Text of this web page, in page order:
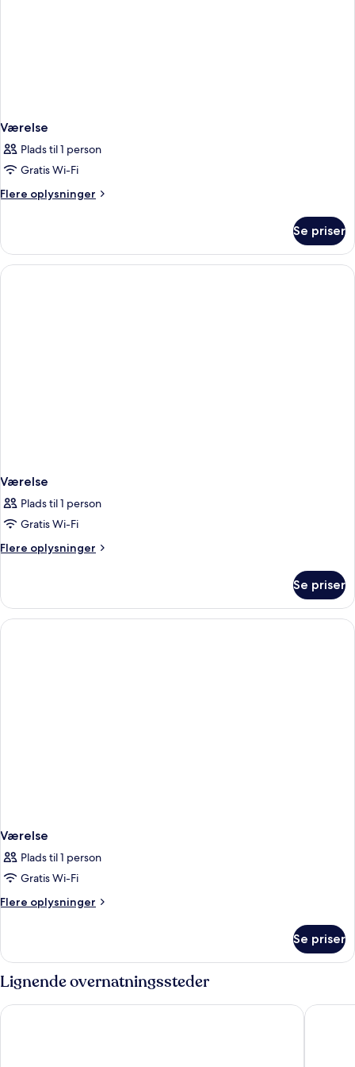
Værelse
Plads til 1 person
Gratis Wi-Fi
Flere oplysninger
Flere
Se priser
Værelse
Plads til 1 person
Gratis Wi-Fi
Flere oplysninger
Flere
Se priser
Værelse
Plads til 1 person
Gratis Wi-Fi
Flere oplysninger
Flere
Se priser
Lignende overnatningssteder
Four Points Flex by Sheraton Malaga Centre Hotel